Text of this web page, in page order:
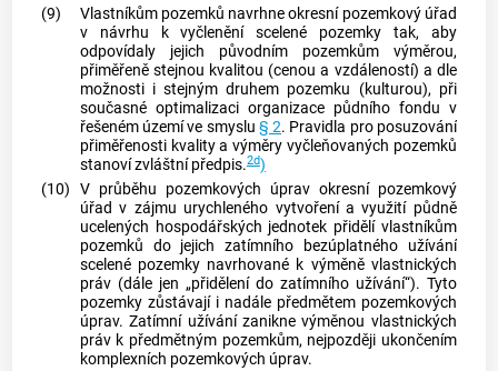
(9)
Vlastníkům pozemků navrhne okresní pozemkový úřad
v návrhu k vyčlenění scelené pozemky tak, aby
odpovídaly jejich původním pozemkům výměrou,
přiměřeně stejnou kvalitou (cenou a vzdáleností) a dle
možnosti i stejným druhem pozemku (kulturou), při
současné optimalizaci organizace půdního fondu v
řešeném území ve smyslu § 2. Pravidla pro posuzování
přiměřenosti kvality a výměry vyčleňovaných pozemků
stanoví zvláštní předpis.2d)
(10) V průběhu pozemkových úprav okresní pozemkový
úřad v zájmu urychleného vytvoření a využití půdně
ucelených hospodářských jednotek přidělí vlastníkům
pozemků do jejich zatímního bezúplatného užívání
scelené pozemky navrhované k výměně vlastnických
práv (dále jen „přidělení do zatímního užívání“). Tyto
pozemky zůstávají i nadále předmětem pozemkových
úprav. Zatímní užívání zanikne výměnou vlastnických
práv k předmětným pozemkům, nejpozději ukončením
komplexních pozemkových úprav.